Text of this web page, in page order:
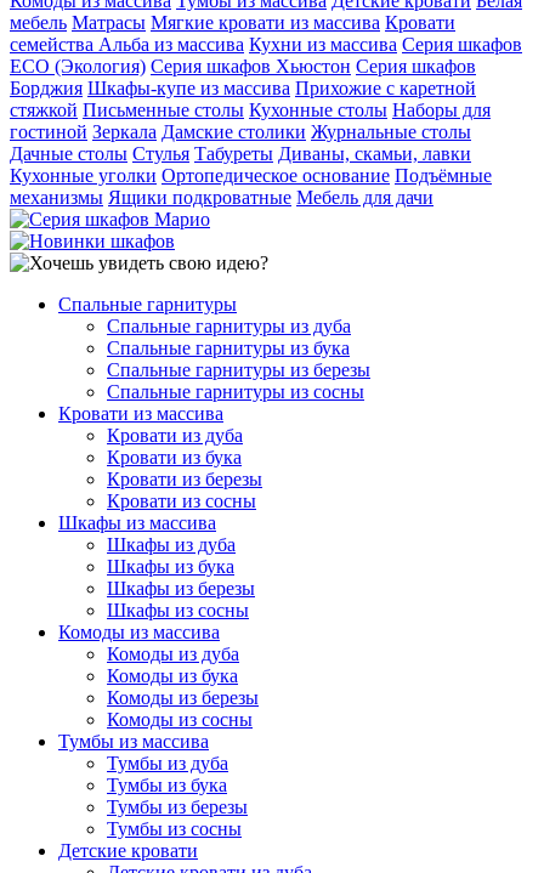
мебель Матрасы Мягкие кровати из массива Кровати
семейства Альба из массива Кухни из массива Серия шкафов
ECO (Экология) Серия шкафов Хьюстон Серия шкафов
Борджия Шкафы-купе из массива Прихожие с каретной
стяжкой Письменные столы Кухонные столы Наборы для
гостиной Зеркала Дамские столики Журнальные столы
Дачные столы Стулья Табуреты Диваны, скамьи, лавки
Кухонные уголки Ортопедическое основание Подъёмные
механизмы Ящики подкроватные Мебель для дачи
Спальные гарнитуры
Спальные гарнитуры из дуба
Спальные гарнитуры из бука
Спальные гарнитуры из березы
Спальные гарнитуры из сосны
Кровати из массива
Кровати из дуба
Кровати из бука
Кровати из березы
Кровати из сосны
Шкафы из массива
Шкафы из дуба
Шкафы из бука
Шкафы из березы
Шкафы из сосны
Комоды из массива
Комоды из дуба
Комоды из бука
Комоды из березы
Комоды из сосны
Тумбы из массива
Тумбы из дуба
Тумбы из бука
Тумбы из березы
Тумбы из сосны
Детские кровати